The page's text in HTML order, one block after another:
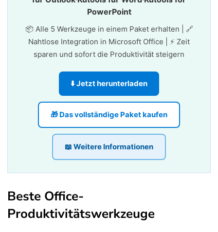
PowerPoint
📦 Alle 5 Werkzeuge in einem Paket erhalten | 🔗
Nahtlose Integration in Microsoft Office | ⚡ Zeit
sparen und sofort die Produktivität steigern
⬇️ Jetzt herunterladen
🎁 Das vollständige Paket kaufen
📖 Weitere Informationen
Beste Office-
Produktivitätswerkzeuge